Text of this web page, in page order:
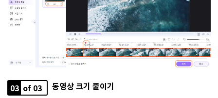
03 of 03
동영상 크기 줄이기